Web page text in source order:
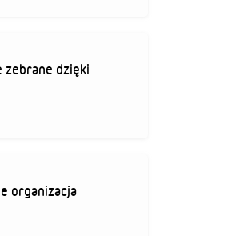
zebrane dzięki
organizacja